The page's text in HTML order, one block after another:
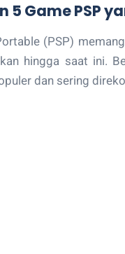
5 Game PSP
(PSP)
hingga saat ini.
dan sering